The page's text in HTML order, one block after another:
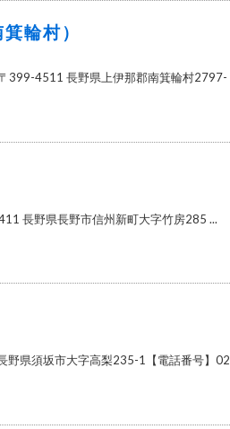
輪村）
399-4511 長野県上伊那郡南箕輪村2797-
長野県長野市信州新町大字竹房285 ...
野県須坂市大字高梨235-1【電話番号】02